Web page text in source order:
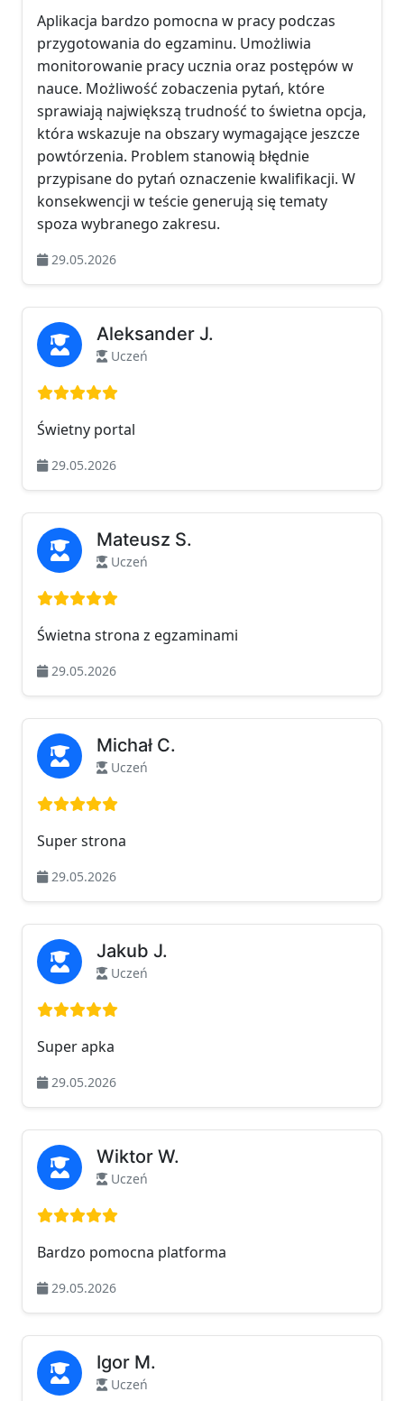
Aplikacja bardzo pomocna w pracy podczas
przygotowania do egzaminu. Umożliwia
monitorowanie pracy ucznia oraz postępów w
nauce. Możliwość zobaczenia pytań, które
sprawiają największą trudność to świetna opcja,
która wskazuje na obszary wymagające jeszcze
powtórzenia. Problem stanowią błędnie
przypisane do pytań oznaczenie kwalifikacji. W
konsekwencji w teście generują się tematy
spoza wybranego zakresu.
29.05.2026
Aleksander J.
Uczeń
Ocena: 5 na 5
Świetny portal
29.05.2026
Mateusz S.
Uczeń
Ocena: 5 na 5
Świetna strona z egzaminami
29.05.2026
Michał C.
Uczeń
Ocena: 5 na 5
Super strona
29.05.2026
Jakub J.
Uczeń
Ocena: 5 na 5
Super apka
29.05.2026
Wiktor W.
Uczeń
Ocena: 5 na 5
Bardzo pomocna platforma
29.05.2026
Igor M.
Uczeń